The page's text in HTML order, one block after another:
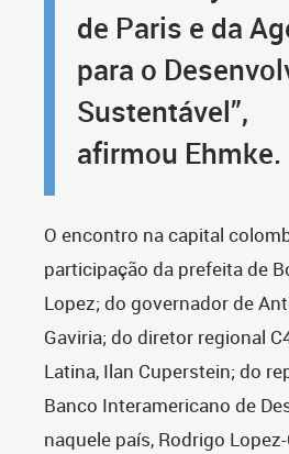
de Paris e da
para o
Sustentável”,
afirmou Ehmke.
O encontro na capital
participação da prefeita de
Lopez; do governador de
Gaviria; do diretor regional
Latina, Ilan Cuperstein; do
Banco Interamericano de
naquele país, Rodrigo